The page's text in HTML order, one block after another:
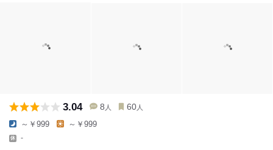
3.04 8 人 60 人
～￥999 ～￥999
-